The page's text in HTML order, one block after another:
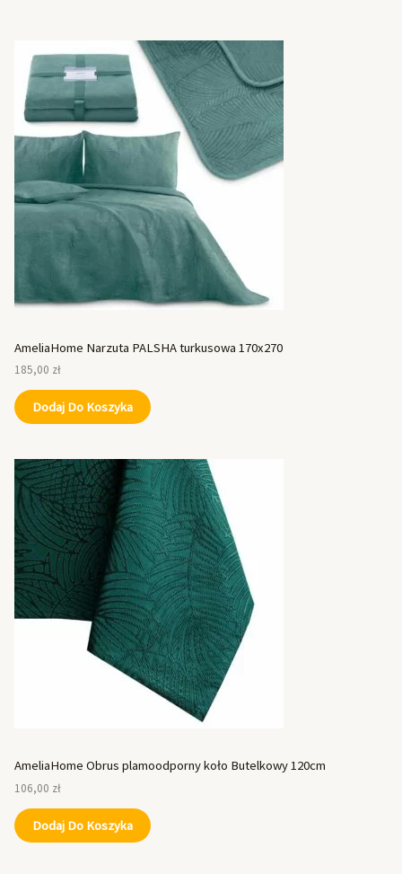
AmeliaHome Narzuta PALSHA turkusowa 170x270
185,00 zł
Dodaj Do Koszyka
AmeliaHome Obrus plamoodporny koło Butelkowy 120cm
106,00 zł
Dodaj Do Koszyka